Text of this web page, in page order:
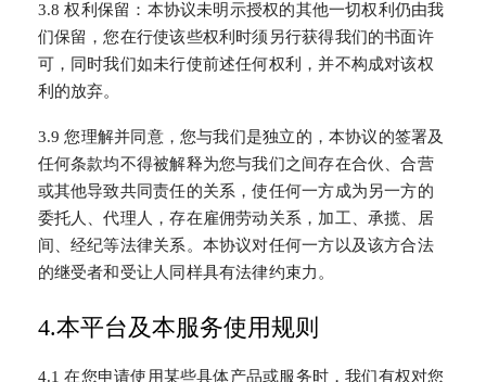
3.8 权利保留：本协议未明示授权的其他一切权利仍由我
们保留，您在行使该些权利时须另行获得我们的书面许
可，同时我们如未行使前述任何权利，并不构成对该权
利的放弃。
3.9 您理解并同意，您与我们是独立的，本协议的签署及
任何条款均不得被解释为您与我们之间存在合伙、合营
或其他导致共同责任的关系，使任何一方成为另一方的
委托人、代理人，存在雇佣劳动关系，加工、承揽、居
间、经纪等法律关系。本协议对任何一方以及该方合法
的继受者和受让人同样具有法律约束力。
4.本平台及本服务使用规则
4.1 在您申请使用某些具体产品或服务时，我们有权对您